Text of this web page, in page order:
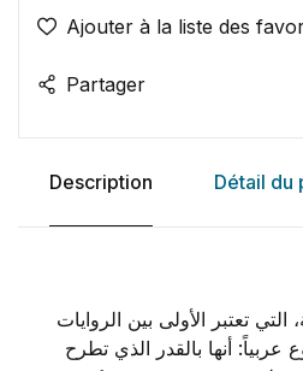
Ajouter à la liste des
Partager
Description Détail du
تعتبر الأولى بين الروايات
عربياً: أنها بالقدر الذي تطرح